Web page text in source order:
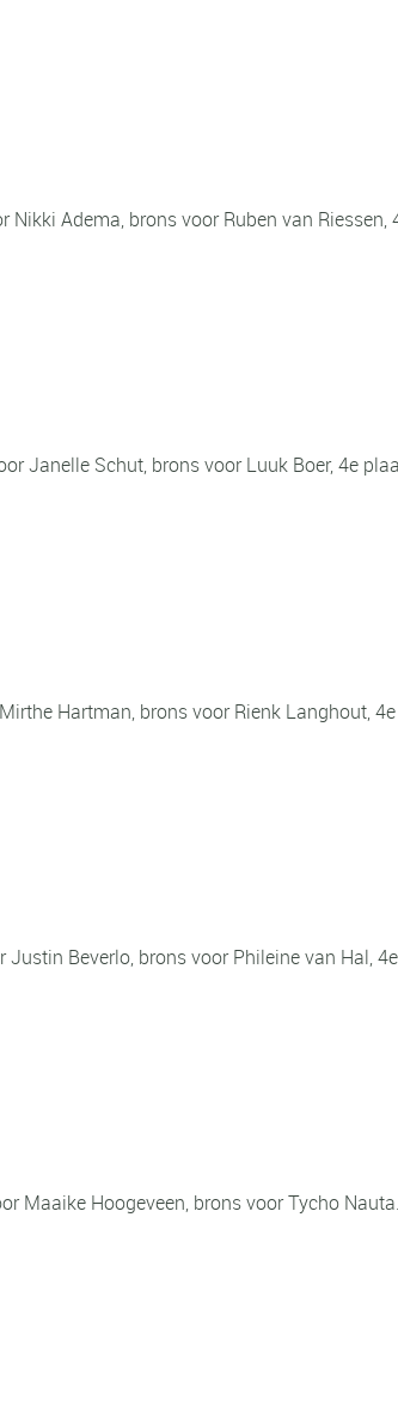
Nikki Adema, brons voor Ruben van
Janelle Schut, brons voor Luuk Boer, 4e
Hartman, brons voor Rienk Langhout,
Beverlo, brons voor Phileine van Hal,
Maaike Hoogeveen, brons voor Tycho Nauta.